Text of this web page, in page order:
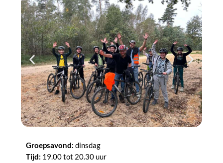
Groepsavond: dinsdag
Tijd: 19.00 tot 20.30 uur